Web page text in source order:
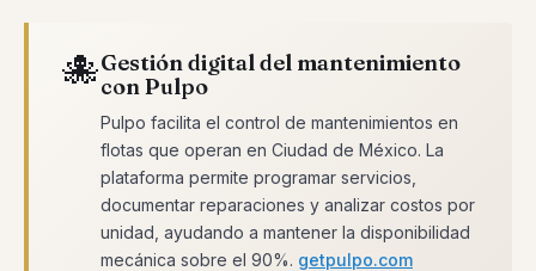
🐙Gestión digital del mantenimiento
con Pulpo
Pulpo facilita el control de mantenimientos en
flotas que operan en Ciudad de México. La
plataforma permite programar servicios,
documentar reparaciones y analizar costos por
unidad, ayudando a mantener la disponibilidad
mecánica sobre el 90%. getpulpo.com